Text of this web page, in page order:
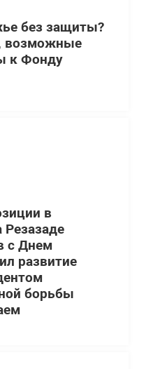
без защиты?
возможные
к Фонду
в
Резазаде
с Днем
развитие
борьбы